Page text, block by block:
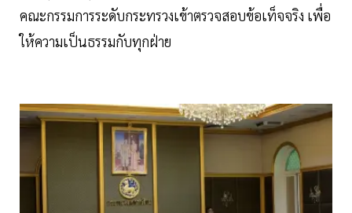
คณะกรรมการระดับกระทรวงเข้าตรวจสอบข้อเท็จจริง เพื่อ
ให้ความเป็นธรรมกับทุกฝ่าย